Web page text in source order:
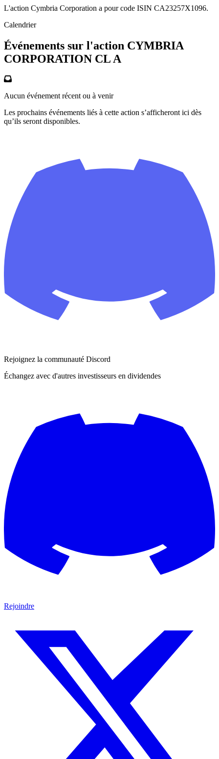
L'action Cymbria Corporation a pour code ISIN CA23257X1096.
Calendrier
Événements sur l'action CYMBRIA
CORPORATION CL A
Aucun événement récent ou à venir
Les prochains événements liés à cette action s’afficheront ici dès
qu’ils seront disponibles.
Rejoignez la communauté Discord
Échangez avec d'autres investisseurs en dividendes
Rejoindre